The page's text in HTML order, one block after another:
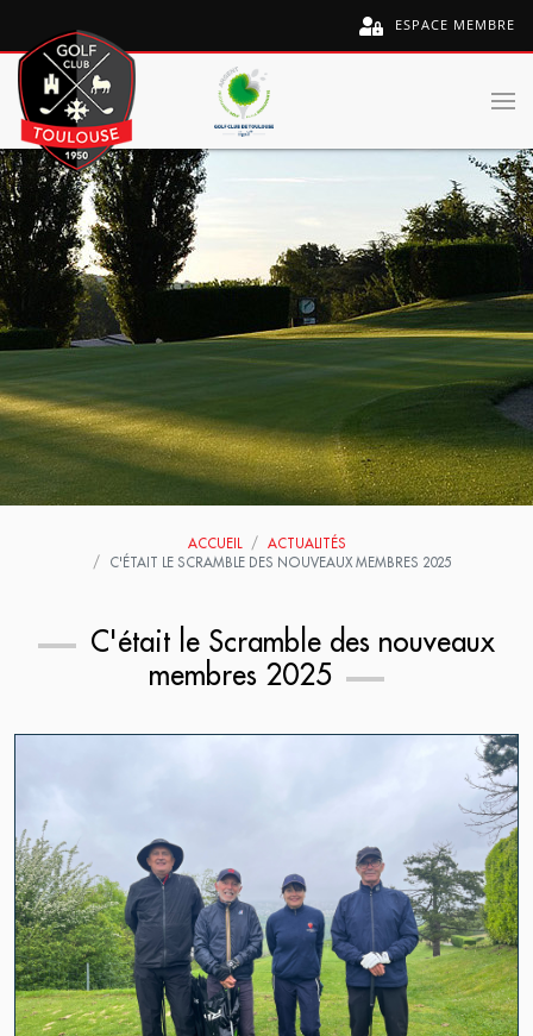
ESPACE MEMBRE
ACCUEIL
ACTUALITÉS
C'ÉTAIT LE SCRAMBLE DES NOUVEAUX MEMBRES 2025
C'était le Scramble des nouveaux
membres 2025